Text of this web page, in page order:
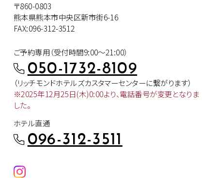
〒860-0803
熊本県熊本市中央区新市街6-16
FAX:096-312-3512
ご予約専用（受付時間9:00～21:00）
050-1732-8109
（リッチモンドホテルズカスタマーセンターに繋がります）
※2025年12月25日(木)0:00より、電話番号が変更となりま
した。
ホテル直通
096-312-3511